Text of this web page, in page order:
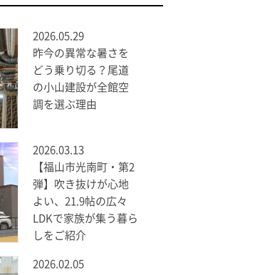
2026.05.29
昨今の異常な暑さを
どう乗り切る？尾道
の小山建設が全館空
調を選ぶ理由
2026.03.13
【福山市光南町・第2
弾】吹き抜けが心地
よい、21.9帖の広々
LDKで家族が集う暮ら
しをご紹介
2026.02.05